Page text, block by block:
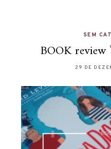
SEM
BOOK review
29 DE